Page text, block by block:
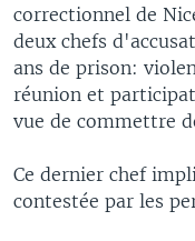
correctionnel de
deux chefs
ans de prison:
réunion et
vue de commettre
Ce dernier chef
contestée par les